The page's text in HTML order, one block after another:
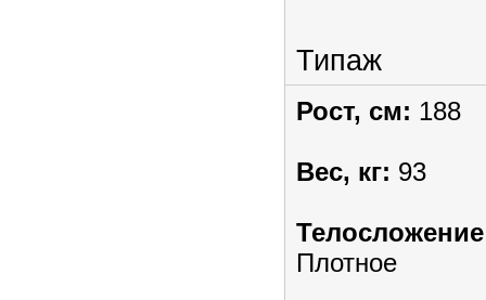
Типаж
Рост, см: 188
Вес, кг: 93
Плотное